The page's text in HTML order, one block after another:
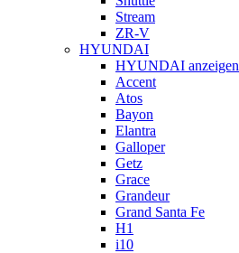
Stream
ZR-V
HYUNDAI
HYUNDAI anzeigen
Accent
Atos
Bayon
Elantra
Galloper
Getz
Grace
Grandeur
Grand Santa Fe
H1
i10